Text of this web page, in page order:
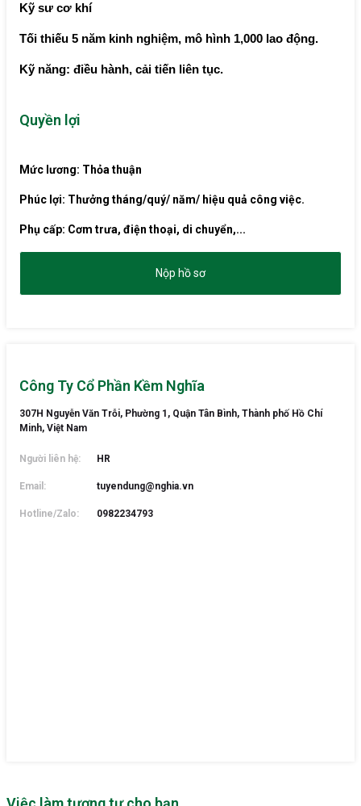
Kỹ sư cơ khí
Tối thiếu 5 năm kinh nghiệm, mô hình 1,000 lao động.
Kỹ năng: điều hành, cải tiến liên tục.
Quyền lợi
Mức lương: Thỏa thuận
Phúc lợi: Thưởng tháng/quý/ năm/ hiệu quả công việc.
Phụ cấp: Cơm trưa, điện thoại, di chuyển,...
Nộp hồ sơ
Công Ty Cổ Phần Kềm Nghĩa
307H Nguyễn Văn Trỗi, Phường 1, Quận Tân Bình, Thành phố Hồ Chí
Minh, Việt Nam
Người liên hệ: HR
Email: tuyendung@nghia.vn
Hotline/Zalo: 0982234793